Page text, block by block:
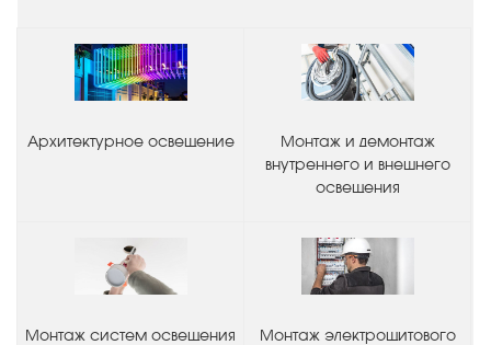
Архитектурное освещение
Монтаж и демонтаж
внутреннего и внешнего
освещения
Монтаж систем освещения
Монтаж электрощитового